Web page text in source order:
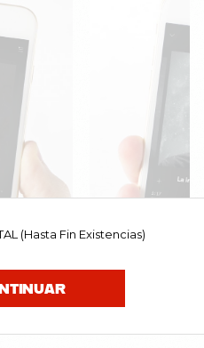
(Hasta Fin Existencias)